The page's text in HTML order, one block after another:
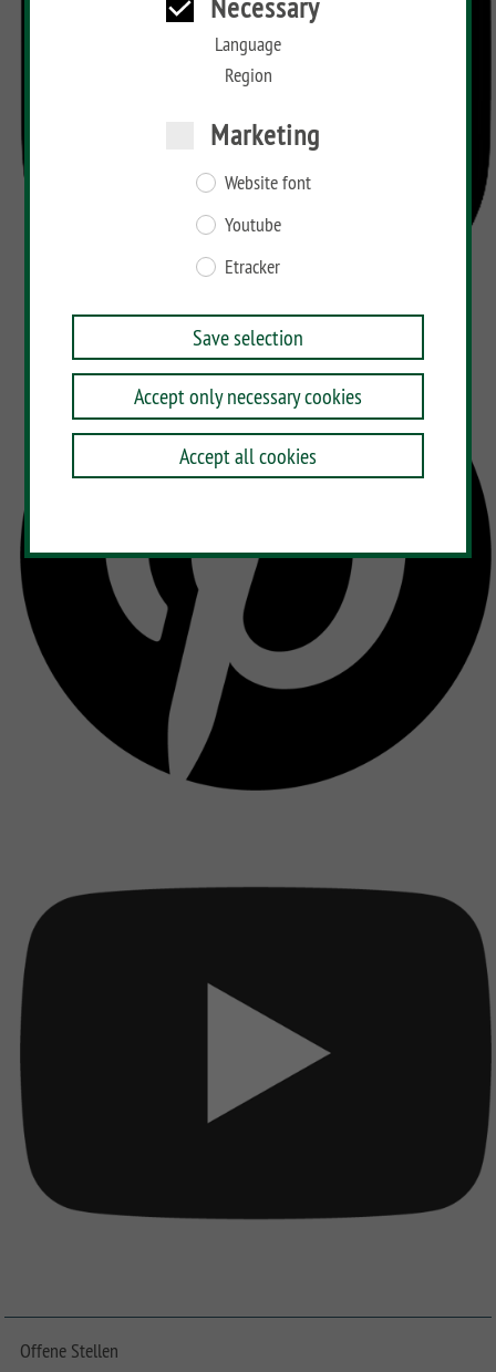
Language
Region
Marketing
Website font
Youtube
Etracker
Save selection
Accept only necessary cookies
Accept all cookies
Offene Stellen